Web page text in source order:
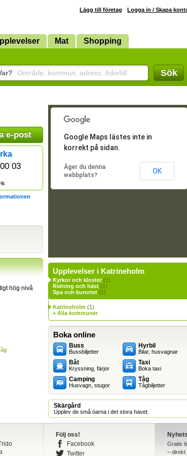
Lägg till företag Logga in / Skapa
Mat Shopping
Område, kommun, adress, från/till Sök
e-post
03
hög nivå
Google Maps lästes inte in
korrekt på sidan.
Äger du denna
webbplats?
OK
Upplevelser i Katrineholm
Kyrkor och kloster(1)
Ridning och häst (1)
Spa och kurorter(1)
Katrineholm (1)
+ Alla kommuner
Boka online
Buss
Bussbiljetter
Båt
Kryssning, färjor
Camping
Husvagn, stugor
Hyrbil
Bilar, husvagnar
Taxi
Boka taxi
Tåg
Tågbiljetter
Skärgård
Upplev de små öarna i det stora havet.
Följ oss!
Facebook
Twitter
Gratis
– direkt